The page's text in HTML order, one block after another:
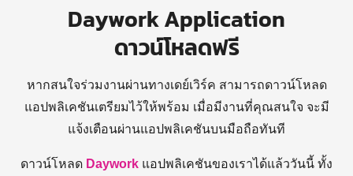
Daywork Application
ดาวน์โหลดฟรี
หากสนใจร่วมงานผ่านทางเดย์เวิร์ค สามารถดาวน์โหลด
แอปพลิเคชันเตรียมไว้ให้พร้อม เมื่อมีงานที่คุณสนใจ จะมี
แจ้งเตือนผ่านแอปพลิเคชันบนมือถือทันที
ดาวน์โหลด Daywork แอปพลิเคชันของเราได้แล้ววันนี้ ทั้ง